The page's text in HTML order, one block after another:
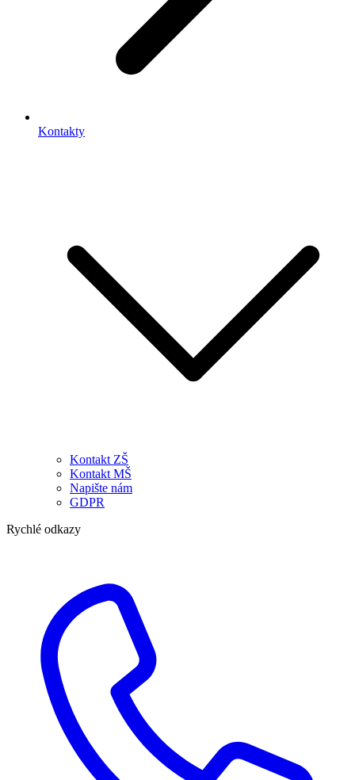
Kontakty
Kontakt ZŠ
Kontakt MŠ
Napište nám
GDPR
Rychlé odkazy